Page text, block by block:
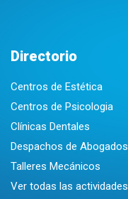
Directorio
Centros de Estética
Centros de Psicologia
Clínicas Dentales
Despachos de Abogados
Talleres Mecánicos
Ver todas las actividades